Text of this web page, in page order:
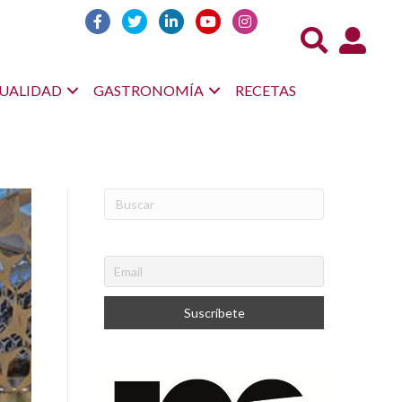
Acceso
GASTRONOMÍA RECETAS